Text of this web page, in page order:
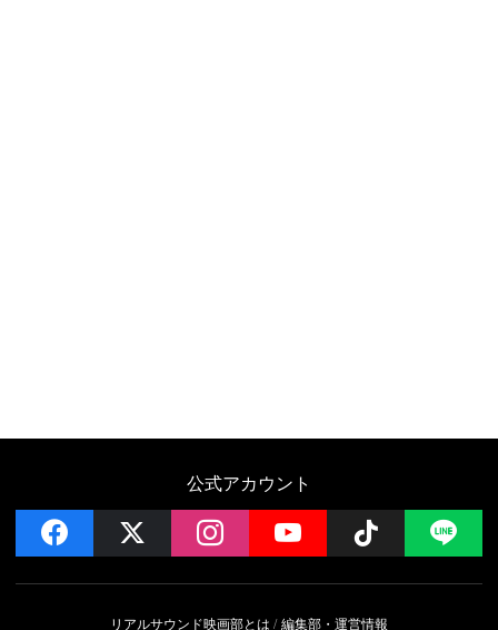
公式アカウント
facebook instagramYouTube Follow
リアルサウンド映画部とは 編集部・運営情報